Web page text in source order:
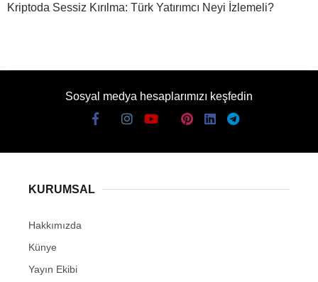
Kriptoda Sessiz Kırılma: Türk Yatırımcı Neyi İzlemeli?
Sosyal medya hesaplarımızı keşfedin
KURUMSAL
Hakkımızda
Künye
Yayın Ekibi